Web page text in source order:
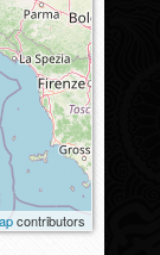
contributors